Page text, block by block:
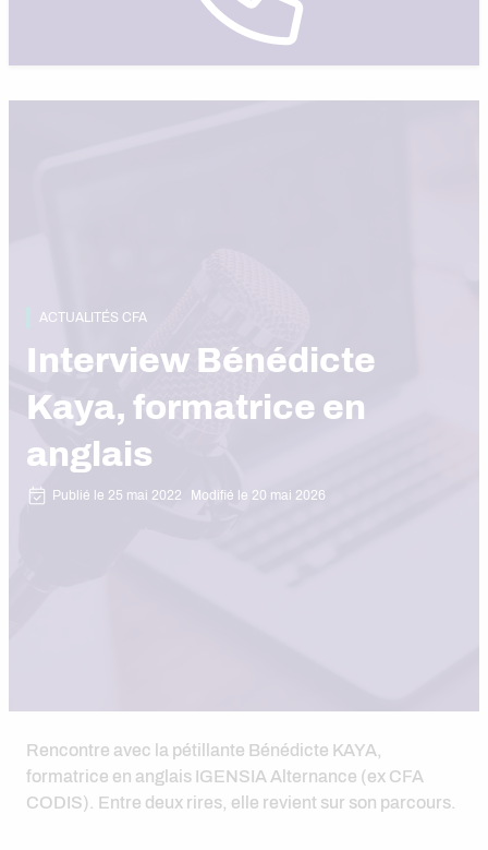
ACTUALITÉS CFA
Interview Bénédicte
Kaya, formatrice en
anglais
Publié le 25 mai 2022 Modifié le 20 mai 2026
Rencontre avec la pétillante Bénédicte KAYA,
formatrice en anglais IGENSIA Alternance (ex CFA
CODIS). Entre deux rires, elle revient sur son parcours.